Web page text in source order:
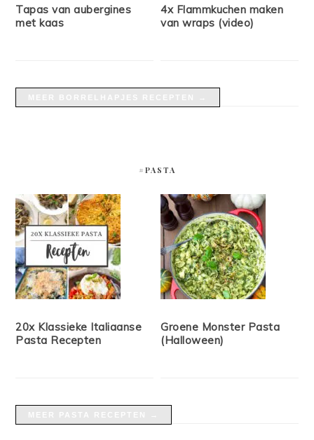
Tapas van aubergines
met kaas
4x Flammkuchen maken
van wraps (video)
#PASTA
20x Klassieke Italiaanse
Pasta Recepten
Groene Monster Pasta
(Halloween)